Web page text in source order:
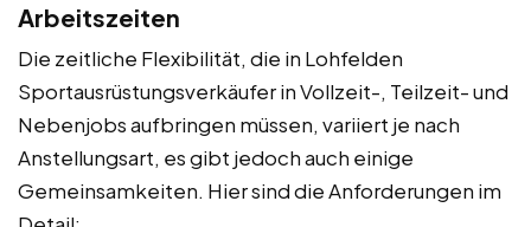
Arbeitszeiten
Die zeitliche Flexibilität, die in Lohfelden
Sportausrüstungsverkäufer in Vollzeit-, Teilzeit- und
Nebenjobs aufbringen müssen, variiert je nach
Anstellungsart, es gibt jedoch auch einige
Gemeinsamkeiten. Hier sind die Anforderungen im